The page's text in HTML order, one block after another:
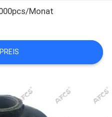
Monat